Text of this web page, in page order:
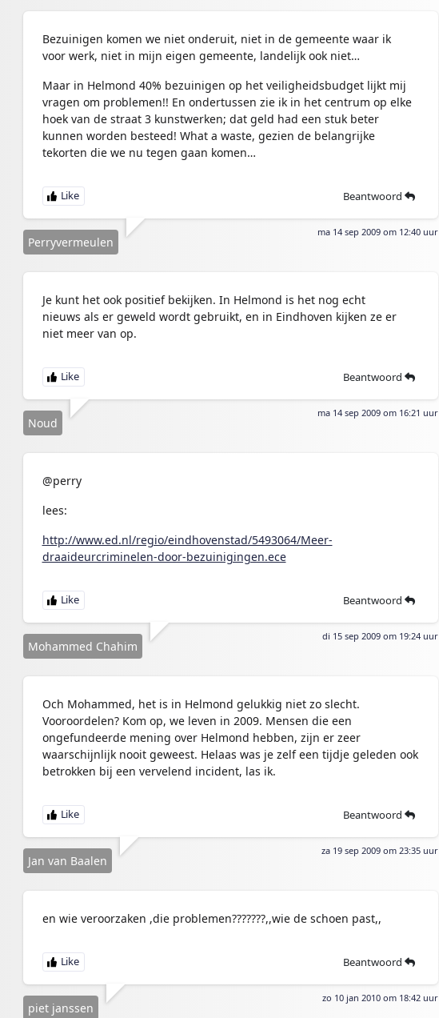
Bezuinigen komen we niet onderuit, niet in de gemeente waar ik
voor werk, niet in mijn eigen gemeente, landelijk ook niet…
Maar in Helmond 40% bezuinigen op het veiligheidsbudget lijkt mij
vragen om problemen!! En ondertussen zie ik in het centrum op elke
hoek van de straat 3 kunstwerken; dat geld had een stuk beter
kunnen worden besteed! What a waste, gezien de belangrijke
tekorten die we nu tegen gaan komen…
Beantwoord
ma 14 sep 2009 om 12:40 uur
Perryvermeulen
Je kunt het ook positief bekijken. In Helmond is het nog echt
nieuws als er geweld wordt gebruikt, en in Eindhoven kijken ze er
niet meer van op.
Beantwoord
ma 14 sep 2009 om 16:21 uur
Noud
@perry
lees:
http://www.ed.nl/regio/eindhovenstad/5493064/Meer-
draaideurcriminelen-door-bezuinigingen.ece
Beantwoord
di 15 sep 2009 om 19:24 uur
Mohammed Chahim
Och Mohammed, het is in Helmond gelukkig niet zo slecht.
Vooroordelen? Kom op, we leven in 2009. Mensen die een
ongefundeerde mening over Helmond hebben, zijn er zeer
waarschijnlijk nooit geweest. Helaas was je zelf een tijdje geleden ook
betrokken bij een vervelend incident, las ik.
Beantwoord
za 19 sep 2009 om 23:35 uur
Jan van Baalen
en wie veroorzaken ,die problemen???????,,wie de schoen past,,
Beantwoord
zo 10 jan 2010 om 18:42 uur
piet janssen